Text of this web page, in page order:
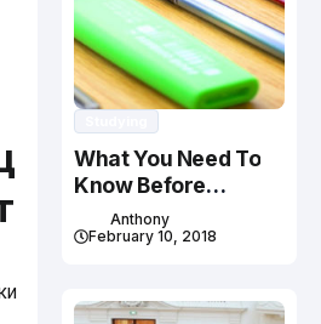
What You Need To
Know Before
Studying In Canada
Anthony
February 10, 2018